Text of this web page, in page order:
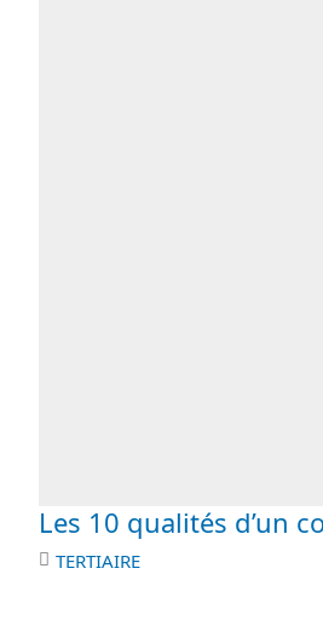
Les 10 qualités d’un
TERTIAIRE